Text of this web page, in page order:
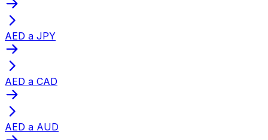
AED a JPY
AED a CAD
AED a AUD